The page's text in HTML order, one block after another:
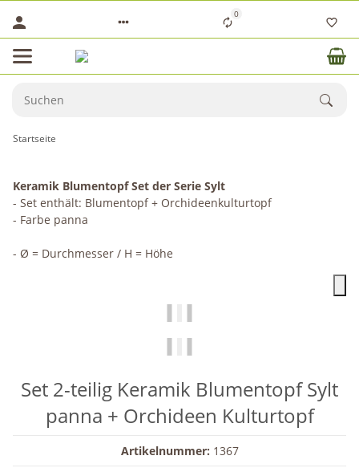
0
Startseite
Keramik Blumentopf Set der Serie Sylt
- Set enthält: Blumentopf + Orchideenkulturtopf
- Farbe panna
- Ø = Durchmesser / H = Höhe
Set 2-teilig Keramik Blumentopf Sylt
panna + Orchideen Kulturtopf
Artikelnummer: 1367